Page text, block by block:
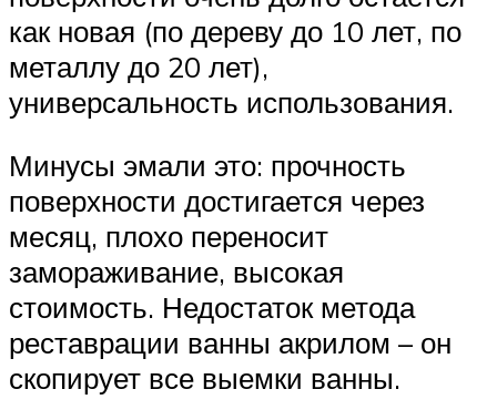
как новая (по дереву до 10 лет, по
металлу до 20 лет),
универсальность использования.
Минусы эмали это: прочность
поверхности достигается через
месяц, плохо переносит
замораживание, высокая
стоимость. Недостаток метода
реставрации ванны акрилом – он
скопирует все выемки ванны.